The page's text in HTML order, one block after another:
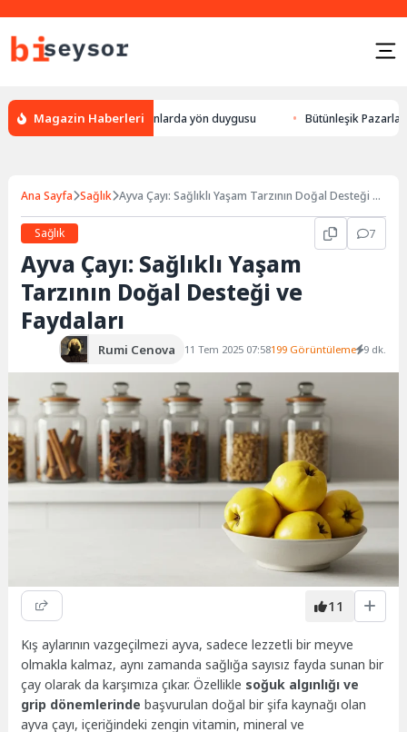
Magazin Haberleri
yön bulması, hayvanlarda yön duygusu Bütünleşik Pazarlama:
Ana Sayfa Sağlık Ayva Çayı: Sağlıklı Yaşam Tarzının Doğal Desteği ve
Sağlık
7
Ayva Çayı: Sağlıklı Yaşam
Tarzının Doğal Desteği ve
Faydaları
Rumi Cenova 11 Tem 2025 07:58199 Görüntüleme 9 dk.
11
Kış aylarının vazgeçilmezi ayva, sadece lezzetli bir meyve
olmakla kalmaz, aynı zamanda sağlığa sayısız fayda sunan bir
çay olarak da karşımıza çıkar. Özellikle soğuk algınlığı ve
grip dönemlerinde başvurulan doğal bir şifa kaynağı olan
ayva çayı, içeriğindeki zengin vitamin, mineral ve